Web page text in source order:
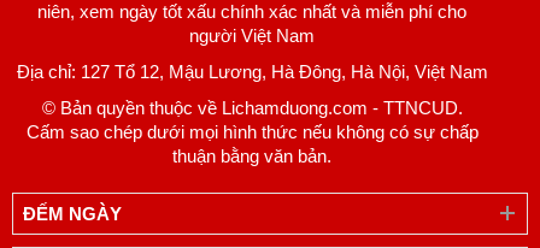
niên, xem ngày tốt xấu chính xác nhất và miễn phí cho
người Việt Nam
Địa chỉ: 127 Tổ 12, Mậu Lương, Hà Đông, Hà Nội, Việt Nam
© Bản quyền thuộc về Lichamduong.com - TTNCUD.
Cấm sao chép dưới mọi hình thức nếu không có sự chấp
thuận bằng văn bản.
ĐẾM NGÀY